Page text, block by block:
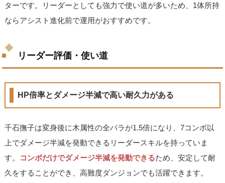
ターです。リーダーとしても強力で使い道が多いため、1体所持
ならアシスト進化前で運用がおすすめです。
リーダー評価・使い道
HP倍率とダメージ半減で高い耐久力がある
千石撫子は変身後に木属性の全パラが1.5倍になり、7コンボ以
上でダメージ半減を発動できるリーダースキルを持っていま
す。 コンボだけでダメージ半減を発動できるため、安定して耐
久をすることができ、高難度ダンジョンでも活躍できます。